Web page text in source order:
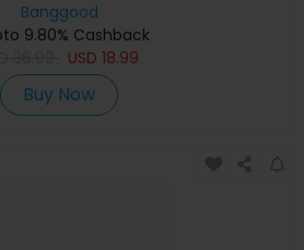
Banggood
9.80% Cashback
USD 18.99
Buy Now